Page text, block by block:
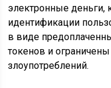
электронные деньги,
идентификации
в виде
токенов и
злоупотреблений.